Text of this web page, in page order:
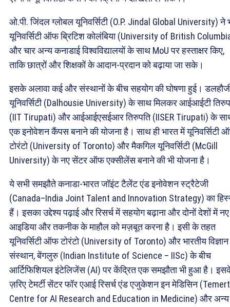
ओ.पी. जिंदल ग्लोबल यूनिवर्सिटी (O.P. Jindal Global University) ने
यूनिवर्सिटी ऑफ ब्रिटिश कोलंबिया (University of British
और चार अन्य कनाडाई विश्वविद्यालयों के साथ MoU पर हस्ताक्षर किए,
ताकि छात्रों और शिक्षकों के आदान-प्रदान को बढ़ाया जा सके।
इसके अलावा कई और संस्थानों के बीच सहयोग की घोषणा हुई।
यूनिवर्सिटी (Dalhousie University) के साथ मिलकर आईआईटी
(IIT Tirupati) और आईआईएसईआर तिरुपति (IISER Tirupati) के
एक इनोवेशन कैंपस बनाने की योजना है। साथ ही भारत में यूनिवर्सिटी
टोरंटो (University of Toronto) और मैकगिल यूनिवर्सिटी (McGill
University) के नए सेंटर ऑफ एक्सीलेंस बनाने की भी योजना है।
ये सभी समझौते कनाडा-भारत जॉइंट टैलेंट एंड इनोवेशन स्ट्रैटेजी
(Canada–India Joint Talent and Innovation Strategy) का
हैं। इसका उद्देश्य पढ़ाई और रिसर्च में सहयोग बढ़ाना और दोनों देशों में नए
आइडिया और तकनीक के माहौल को मज़बूत करना है। इसी के तहत
यूनिवर्सिटी ऑफ टोरंटो (University of Toronto) और भारतीय विज्ञान
संस्थान, बेंगलुरु (Indian Institute of Science – IISc) के बीच
आर्टिफिशियल इंटेलिजेंस (AI) पर केंद्रित एक समझौता भी हुआ है।
ज़रिए टेमर्टी सेंटर फॉर एआई रिसर्च एंड एजुकेशन इन मेडिसिन
Centre for AI Research and Education in Medicine) और अन्य